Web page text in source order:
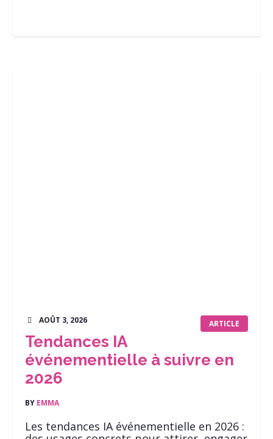
ARTICLE
AOÛT 3, 2026
Tendances IA
événementielle à suivre en
2026
BY EMMA
Les tendances IA événementielle en 2026 :